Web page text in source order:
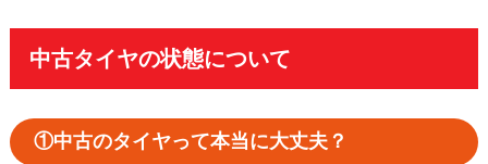
中古タイヤの状態について
①中古のタイヤって本当に大丈夫？